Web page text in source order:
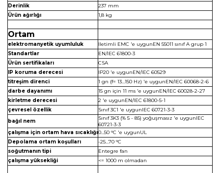
Derinlik
237 mm
Ürün ağırlığı
1,8 kg
Ortam
elektromanyetik uyumluluk
Iletimli EMC 'e uygunEN 55011 sınıf A grup 1
Standartlar
EN/IEC 61800-3
Ürün sertifikaları
CSA
IP koruma derecesi
IP20 'e uygunEN/IEC 60529
titreşim direnci
1 gn (f= 13…150 Hz) 'e uygunEN/IEC 60068-2-6
darbe dayanımı
15 gn için 11 ms 'e uygunEN/IEC 60028-2-27
kirletme derecesi
2 'e uygunEN/IEC 61800-5-1
çevresel özellik
Sınıf 3C1 'e uygunIEC 60721-3-3
bağıl nem
Sınıf 3K3 (% 5 - 85) yoğuşmasız 'e uygunIEC
60721-3-3
çalışma için ortam hava sıcaklığı0…50 °C 'e uygunUL
Depolama ortam koşulları
-25…70 °C
soğutmanın tipi
Entegre fan
çalışma yüksekliği
<= 1000 m olmadan